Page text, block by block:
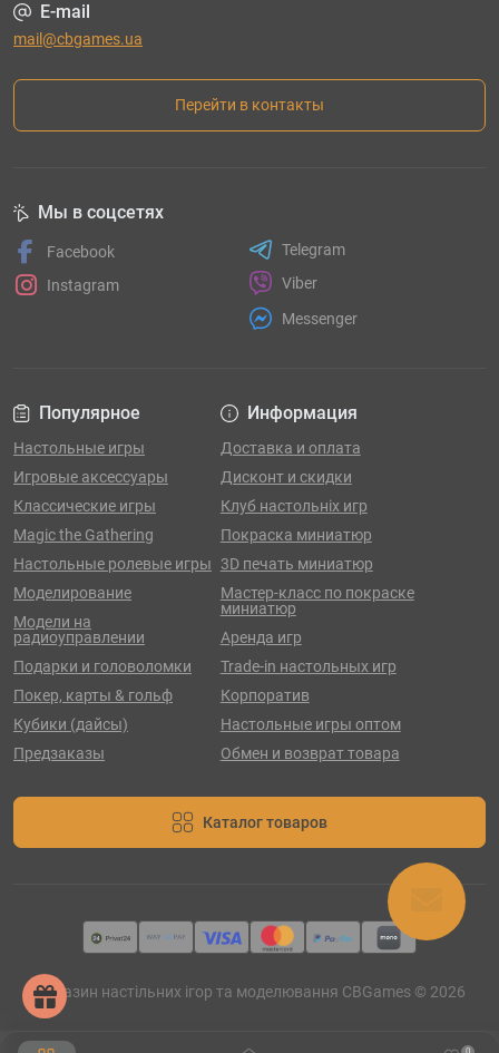
E-mail
mail@cbgames.ua
Перейти в контакты
Популярное
Настольные игры
Игровые аксессуары
Классические игры
Magic the Gathering
Настольные ролевые игры
Моделирование
Модели на
радиоуправлении
Подарки и головоломки
Покер, карты & гольф
Кубики (дайсы)
Предзаказы
Информация
Доставка и оплата
Дисконт и скидки
Клуб настольніх игр
Покраска миниатюр
3D печать миниатюр
Мастер-класс по покраске
миниатюр
Аренда игр
Trade-in настольных игр
Корпоратив
Настольные игры оптом
Обмен и возврат товара
Каталог товаров
Мы в соцсетях
Facebook
Instagram
Telegram
Viber
Messenger
Магазин настільних ігор та моделювання CBGames © 2026